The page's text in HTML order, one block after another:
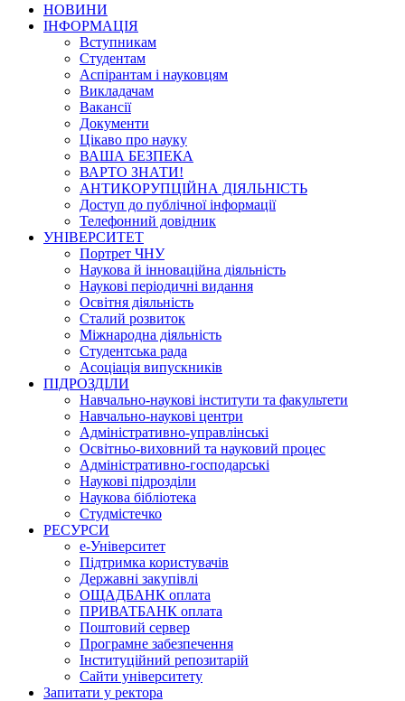
НОВИНИ
ІНФОРМАЦІЯ
Вступникам
Студентам
Аспірантам і науковцям
Викладачам
Вакансії
Документи
Цікаво про науку
ВАША БЕЗПЕКА
ВАРТО ЗНАТИ!
АНТИКОРУПЦІЙНА ДІЯЛЬНІСТЬ
Доступ до публічної інформації
Телефонний довідник
УНІВЕРСИТЕТ
Портрет ЧНУ
Наукова й інноваційна діяльність
Наукові періодичні видання
Освітня діяльність
Сталий розвиток
Міжнародна діяльність
Студентська рада
Асоціація випускників
ПІДРОЗДІЛИ
Навчально-наукові інститути та факультети
Навчально-наукові центри
Адміністративно-управлінські
Освітньо-виховний та науковий процес
Адміністративно-господарські
Наукові підрозділи
Наукова бібліотека
Студмістечко
РЕСУРСИ
е-Університет
Підтримка користувачів
Державні закупівлі
ОЩАДБАНК оплата
ПРИВАТБАНК оплата
Поштовий сервер
Програмне забезпечення
Інституційний репозитарій
Сайти університету
Запитати у ректора